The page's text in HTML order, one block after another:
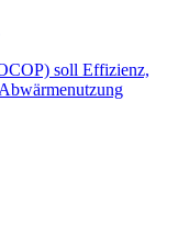
soll Effizienz,